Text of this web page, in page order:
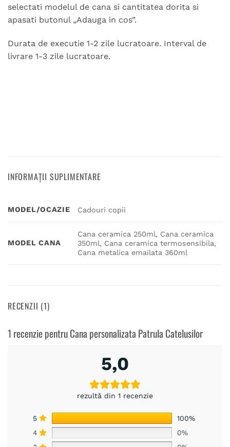
selectati modelul de cana si cantitatea dorita si
apasati butonul „Adauga in cos”.
Durata de executie 1-2 zile lucratoare. Interval de
livrare 1-3 zile lucratoare.
INFORMAȚII SUPLIMENTARE
MODEL/OCAZIE Cadouri copii
MODEL CANA
Cana ceramica 250ml, Cana ceramica
350ml, Cana ceramica termosensibila,
Cana metalica emailata 360ml
RECENZII (1)
1 recenzie pentruCana personalizata Patrula Catelusilor
5,0
rezultă din 1 recenzie
5
100%
4
0%